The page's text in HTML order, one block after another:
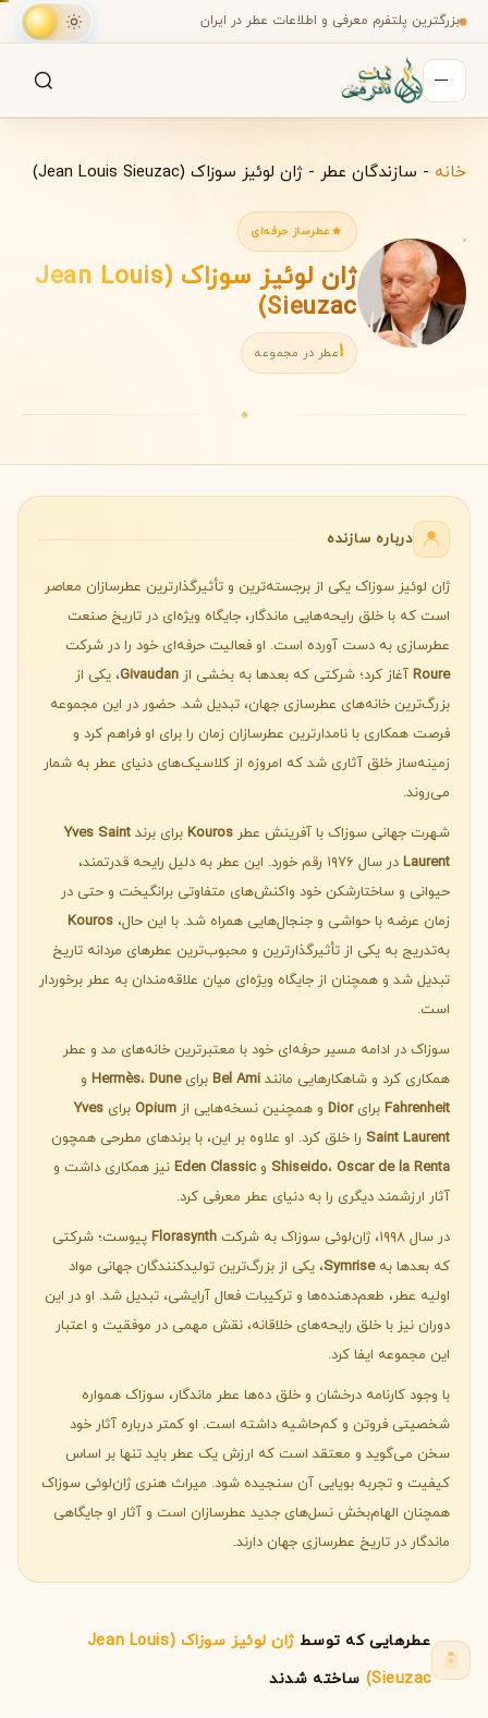
بزرگترین پلتفرم معرفی و اطلاعات عطر در ایران
جستجو در میان هزاران عطرخانه - سازندگان عطر - ژان لوئیز سوزاک (Jean Louis Sieuzac)
عطرساز حرفه‌ای
ژان لوئیز سوزاک (Jean Louis
Sieuzac)
1عطر در مجموعه
◆
درباره سازنده
ژان لوئیز سوزاک یکی از برجسته‌ترین و تأثیرگذارترین عطرسازان معاصر
است که با خلق رایحه‌هایی ماندگار، جایگاه ویژه‌ای در تاریخ صنعت
عطرسازی به دست آورده است. او فعالیت حرفه‌ای خود را در شرکت
Roure آغاز کرد؛ شرکتی که بعدها به بخشی از Givaudan، یکی از
بزرگ‌ترین خانه‌های عطرسازی جهان، تبدیل شد. حضور در این مجموعه
فرصت همکاری با نامدارترین عطرسازان زمان را برای او فراهم کرد و
زمینه‌ساز خلق آثاری شد که امروزه از کلاسیک‌های دنیای عطر به شمار
می‌روند.
شهرت جهانی سوزاک با آفرینش عطر Kouros برای برند Yves Saint
Laurent
در سال ۱۹۷۶ رقم خورد. این عطر به دلیل رایحه قدرتمند،
حیوانی و ساختارشکن خود واکنش‌های متفاوتی برانگیخت و حتی در
زمان عرضه با حواشی و جنجال‌هایی همراه شد. با این حال، Kouros
به‌تدریج به یکی از تأثیرگذارترین و محبوب‌ترین عطرهای مردانه تاریخ
تبدیل شد و همچنان از جایگاه ویژه‌ای میان علاقه‌مندان به عطر برخوردار
است.
سوزاک در ادامه مسیر حرفه‌ای خود با معتبرترین خانه‌های مد و عطر
همکاری کرد و شاهکارهایی مانند Bel Ami برای Hermès، Dune
و
Fahrenheit برایDior و همچنین نسخه‌هایی از Opium برای Yves
Saint Laurent را خلق کرد. او علاوه بر این، با برندهای مطرحی همچون
Shiseido، Oscar de la Renta وEden Classic نیز همکاری داشت و
آثار ارزشمند دیگری را به دنیای عطر معرفی کرد.
در سال ۱۹۹۸، ژان‌لوئی سوزاک به شرکت Florasynth پیوست؛ شرکتی
که بعدها بهSymrise، یکی از بزرگ‌ترین تولیدکنندگان جهانی مواد
اولیه عطر، طعم‌دهنده‌ها و ترکیبات فعال آرایشی، تبدیل شد. او در این
دوران نیز با خلق رایحه‌های خلاقانه، نقش مهمی در موفقیت و اعتبار
این مجموعه ایفا کرد.
با وجود کارنامه درخشان و خلق ده‌ها عطر ماندگار، سوزاک همواره
شخصیتی فروتن و کم‌حاشیه داشته است. او کمتر درباره آثار خود
سخن می‌گوید و معتقد است که ارزش یک عطر باید تنها بر اساس
کیفیت و تجربه بویایی آن سنجیده شود. میراث هنری ژان‌لوئی سوزاک
همچنان الهام‌بخش نسل‌های جدید عطرسازان است و آثار او جایگاهی
ماندگار در تاریخ عطرسازی جهان دارند.
عطرهایی که توسط
ژان لوئیز سوزاک (Jean Louis
Sieuzac) ساخته شدند